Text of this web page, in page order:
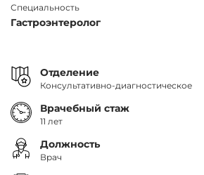
Специальность
Гастроэнтеролог
Отделение
Консультативно-диагностическое
Врачебный стаж
11 лет
Должность
Врач